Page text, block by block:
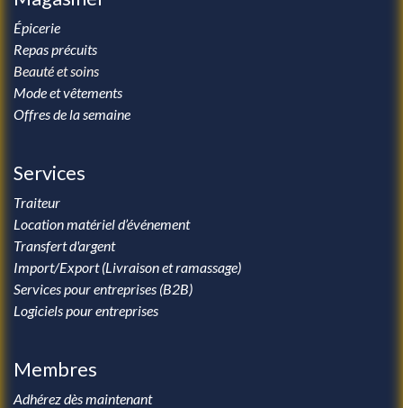
Épicerie
Repas précuits
Beauté et soins
Mode et vêtements
Offres de la semaine
Services
Traiteur
Location matériel d’événement
Transfert d'argent
Import/Export (Livraison et ramassage)
Services pour entreprises (B2B)
Logiciels pour entreprises
Membres
Adhérez dès maintenant